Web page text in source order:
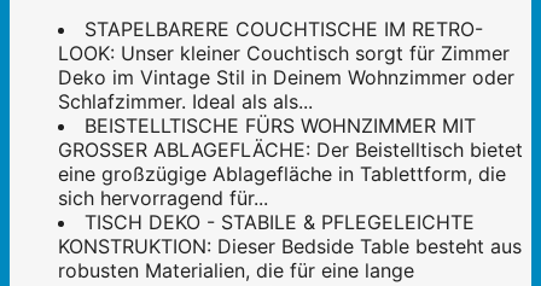
STAPELBARERE COUCHTISCHE IM RETRO-
LOOK: Unser kleiner Couchtisch sorgt für Zimmer
Deko im Vintage Stil in Deinem Wohnzimmer oder
Schlafzimmer. Ideal als als...
BEISTELLTISCHE FÜRS WOHNZIMMER MIT
GROSSER ABLAGEFLÄCHE: Der Beistelltisch bietet
eine großzügige Ablagefläche in Tablettform, die
sich hervorragend für...
TISCH DEKO - STABILE & PFLEGELEICHTE
KONSTRUKTION: Dieser Bedside Table besteht aus
robusten Materialien, die für eine lange